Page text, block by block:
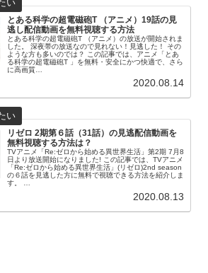
とある科学の超電磁砲T （アニメ）19話の見
逃し配信動画を無料視聴する方法
とある科学の超電磁砲T （アニメ）の放送が開始されま
した。 深夜帯の放送なので見れない！見逃した！ その
ような方も多いのでは？ この記事では、アニメ「とあ
る科学の超電磁砲T 」を無料・安全にかつ快適で、さら
に高画質…
2020.08.14
リゼロ 2期第６話（31話）の見逃配信動画を
無料視聴する方法は？
TVアニメ「Re:ゼロから始める異世界生活」第2期 7月8
日より放送開始になりました! この記事では、TVアニメ
「Re:ゼロから始める異世界生活」(リゼロ)2nd season
の６話を見逃した方に無料で視聴できる方法を紹介しま
す。 …
2020.08.13